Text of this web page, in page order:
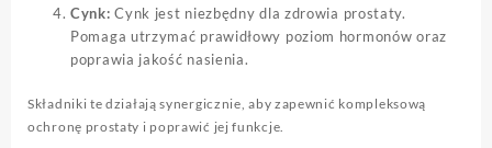
Cynk: Cynk jest niezbędny dla zdrowia prostaty.
Pomaga utrzymać prawidłowy poziom hormonów oraz
poprawia jakość nasienia.
Składniki te działają synergicznie, aby zapewnić kompleksową
ochronę prostaty i poprawić jej funkcje.